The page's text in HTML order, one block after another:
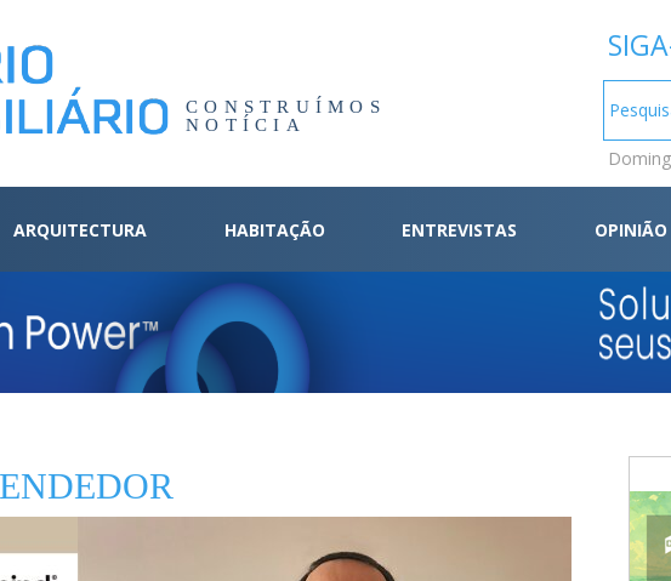
CONSTRUÍMOS
NOTÍCIA
ARQUITECTURA HABITAÇÃO ENTREVISTAS OPINIÃO